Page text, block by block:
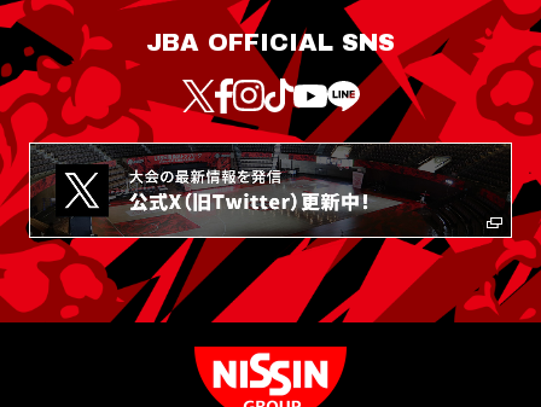
JBA OFFICIAL SNS